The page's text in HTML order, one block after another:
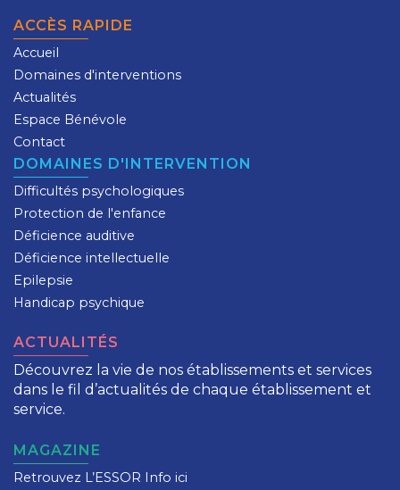
ACCÈS RAPIDE
Accueil
Domaines d'interventions
Actualités
Espace Bénévole
Contact
DOMAINES D'INTERVENTION
Difficultés psychologiques
Protection de l'enfance
Déficience auditive
Déficience intellectuelle
Epilepsie
Handicap psychique
ACTUALITÉS
Découvrez la vie de nos établissements et services
dans le fil d’actualités de chaque établissement et
service.
MAGAZINE
Retrouvez L’ESSOR Info ici